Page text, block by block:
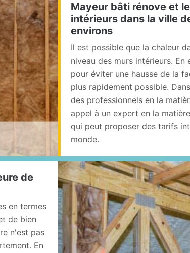
Mayeur bâti rénove et
intérieurs dans la ville
environs
Il est possible que la chaleur
niveau des murs intérieurs.
pour éviter une hausse de la
plus rapidement possible.
des professionnels en la
appel à un expert en la
qui peut proposer des tarifs
monde.
de
en termes
de bien
n'est pas
En